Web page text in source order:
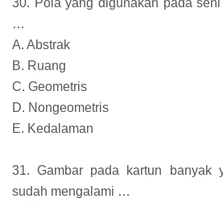
30. Pola yang digunakan pada
…
A. Abstrak
B. Ruang
C. Geometris
D. Nongeometris
E. Kedalaman
31. Gambar pada kartun banyak
sudah mengalami …